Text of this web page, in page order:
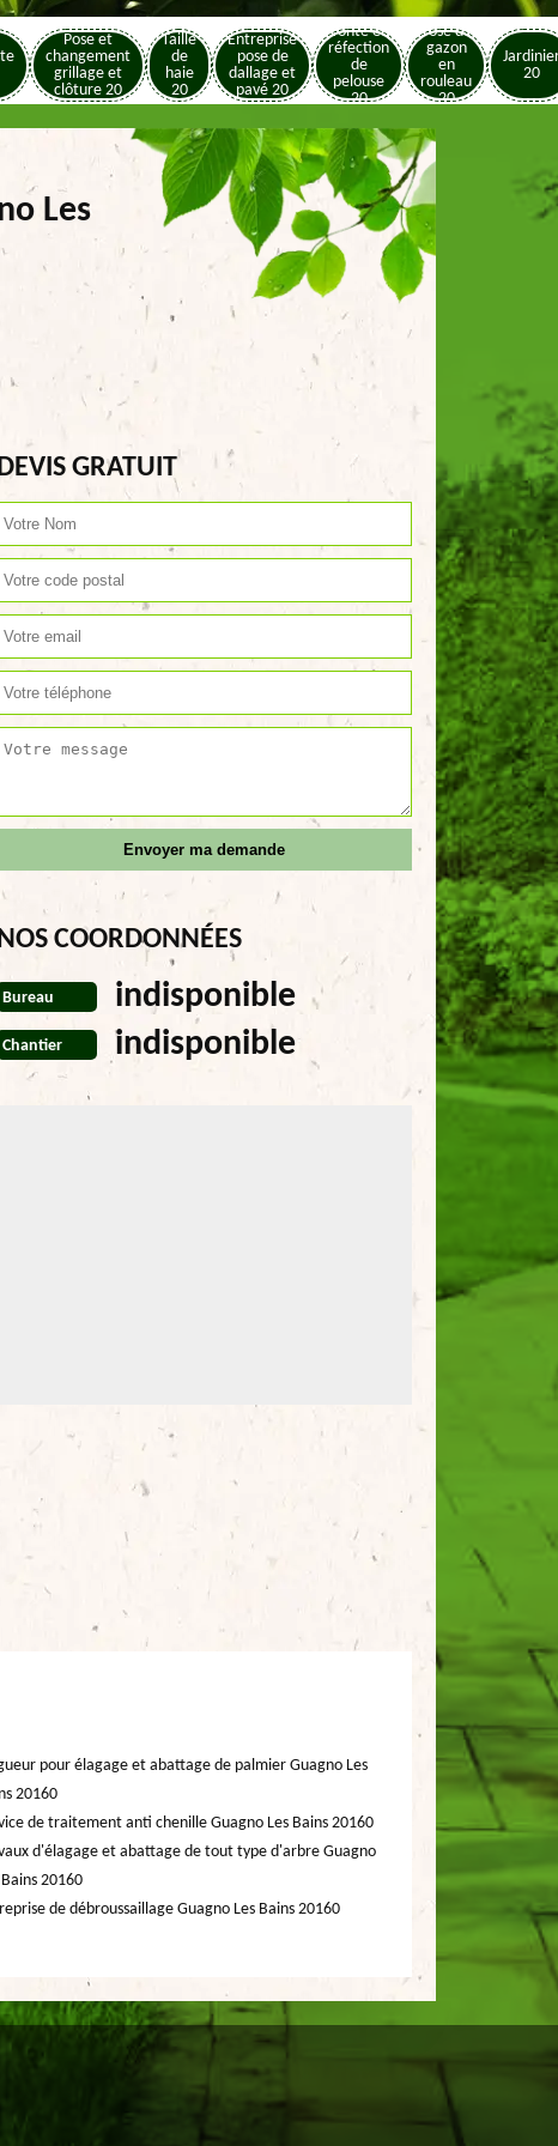
Pose et
changement
grillage et
clôture 20
Taille
de
haie
20
Entreprise
pose de
dallage et
pavé 20
Tonte et
réfection
de
pelouse
20
Pose de
gazon
en
rouleau
20
20
Les
GRATUIT
COORDONNÉES
Bureau indisponible
Chantier indisponible
pour élagage et abattage de palmier Guagno Les
20160
de traitement anti chenille Guagno Les Bains 20160
d'élagage et abattage de tout type d'arbre Guagno
Bains 20160
de débroussaillage Guagno Les Bains 20160